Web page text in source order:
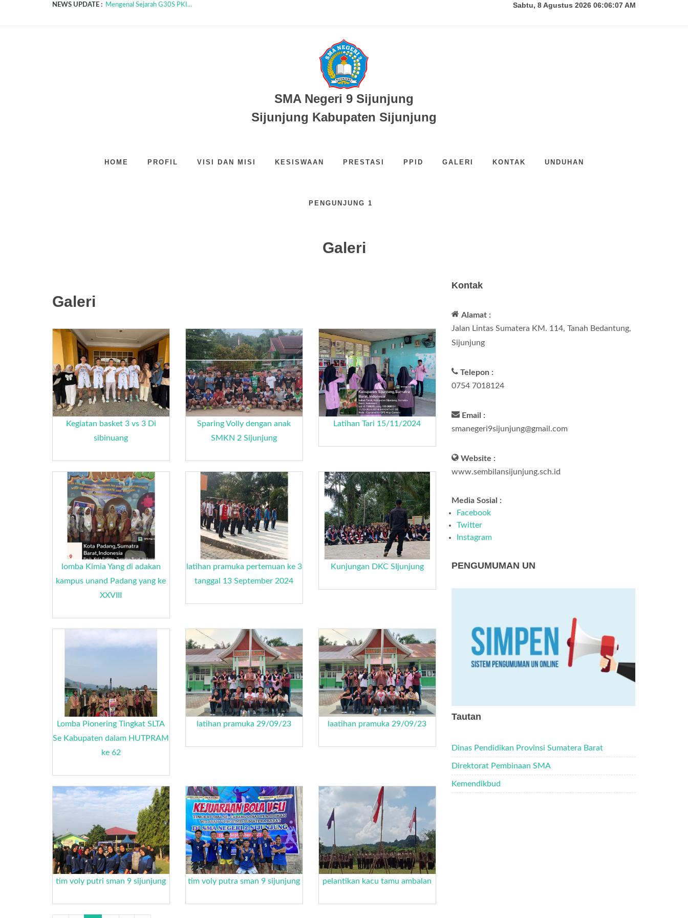
NEWS UPDATE :
Mengenal Sejarah G30S PKI...
Sabtu, 8 Agustus 2026 06:06:07 AM
SMA Negeri 9 Sijunjung
Sijunjung Kabupaten Sijunjung
HOME PROFIL VISI DAN MISI KESISWAAN PRESTASI PPID GALERI KONTAK UNDUHAN
PENGUNJUNG 1
Galeri
Galeri
Kegiatan basket 3 vs 3 Di
sibinuang
Sparing Volly dengan anak
SMKN 2 Sijunjung
Latihan Tari 15/11/2024
lomba Kimia Yang di adakan
kampus unand Padang yang ke
XXVIII
latihan pramuka pertemuan ke 3
tanggal 13 September 2024
Kunjungan DKC SIjunjung
Lomba Pionering Tingkat SLTA
Se Kabupaten dalam HUTPRAM
ke 62
latihan pramuka 29/09/23 laatihan pramuka 29/09/23
tim voly putri sman 9 sijunjung tim voly putra sman 9 sijunjung pelantikan kacu tamu ambalan
Kontak
Alamat :
Jalan Lintas Sumatera KM. 114, Tanah Bedantung,
Sijunjung
Telepon :
0754 7018124
Email :
smanegeri9sijunjung@gmail.com
Website :
www.sembilansijunjung.sch.id
Media Sosial :
Facebook
Twitter
Instagram
PENGUMUMAN UN
Tautan
Dinas Pendidikan Provinsi Sumatera Barat
Direktorat Pembinaan SMA
Kemendikbud